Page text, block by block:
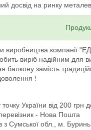
досвід на ринку
виробництва компанії
виріб надійним для
балкону замість
!
України від 200 грн
- Нова Пошта
з Сумської обл., м. Буринь